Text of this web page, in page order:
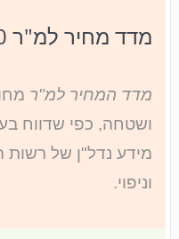
מדד מחיר למ"ר 18,300 ש"ח
מדד המחיר למ"ר
ושטחה, כפי שדווח
מידע נדל"ן של רשות
וניפוי.